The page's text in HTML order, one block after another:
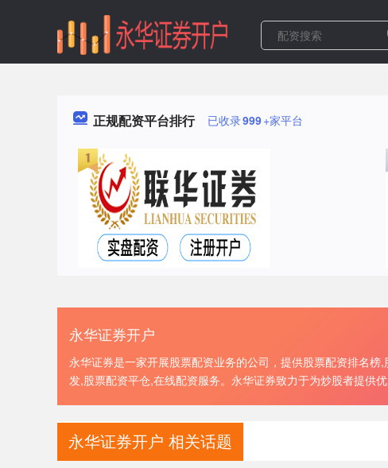
正规配资平台排行 已收录999+家平台
永华证券开户
永华证券是一家开展股票配资业务的公司，提供股票配资排名
发,股票配资平仓,在线配资服务。永华证券致力于为炒股者提供优
永华证券开户 相关话题